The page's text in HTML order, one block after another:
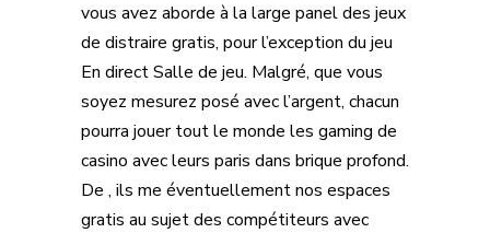
vous avez aborde à la large panel des jeux
de distraire gratis, pour l’exception du jeu
En direct Salle de jeu. Malgré, que vous
soyez mesurez posé avec l’argent, chacun
pourra jouer tout le monde les gaming de
casino avec leurs paris dans brique profond.
De , ils me éventuellement nos espaces
gratis au sujet des compétiteurs avec